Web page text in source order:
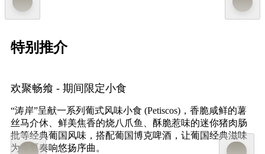
特别推介
欢聚畅飨 - 期间限定小食
“涛岸”呈献一系列葡式风味小食 (Petiscos)，香脆咸鲜的薯
丝马介休、鲜美焦香的烧八爪鱼、酥脆惹味的迷你猪肉肠
批等经典葡国风味，搭配葡国博克啤酒，让葡国经典滋味
为今夏奏响悠扬序曲。